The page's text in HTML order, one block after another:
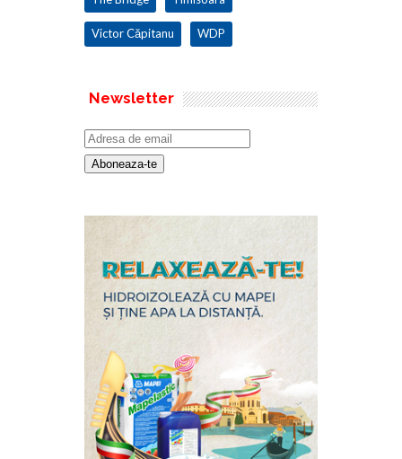
Victor Căpitanu WDP
Newsletter